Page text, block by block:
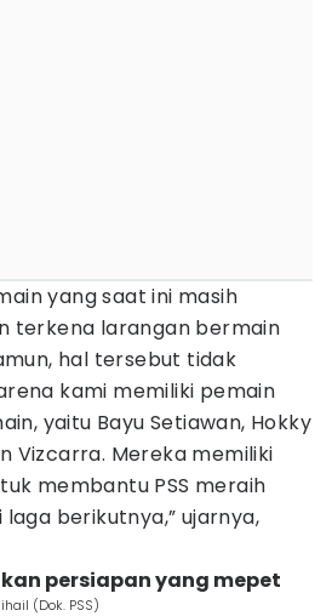
yang saat ini masih
terkena larangan bermain
hal tersebut tidak
kami memiliki pemain
yaitu Bayu Setiawan, Hokky
Vizcarra. Mereka memiliki
membantu PSS meraih
berikutnya,” ujarnya,
persiapan yang mepet
(Dok. PSS)